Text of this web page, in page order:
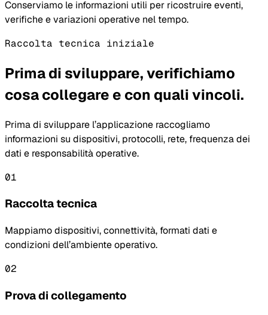
Conserviamo le informazioni utili per ricostruire eventi,
verifiche e variazioni operative nel tempo.
Raccolta tecnica iniziale
Prima di sviluppare, verifichiamo
cosa collegare e con quali vincoli.
Prima di sviluppare l’applicazione raccogliamo
informazioni su dispositivi, protocolli, rete, frequenza dei
dati e responsabilità operative.
01
Raccolta tecnica
Mappiamo dispositivi, connettività, formati dati e
condizioni dell’ambiente operativo.
02
Prova di collegamento